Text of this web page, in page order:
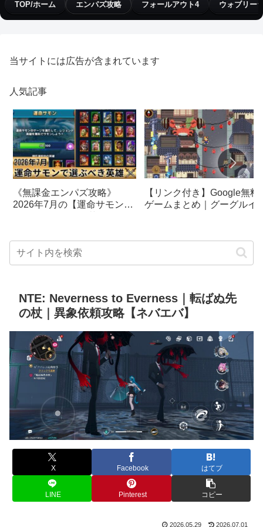
TOP/ホーム エンパズ攻略 フォールアウト4 ウォブリー
当サイトには広告が含まれています
人気記事
《無課金エンパズ攻略》
2026年7月の【運命サモン】
【リンク付き】Google無料
ゲームまとめ｜グーグルイ
クetc…
NTE: Neverness to Everness｜転ばぬ先
の杖｜異象依頼攻略【ネバエバ】
X Facebook はてブ
LINE Pinterest コピー
2026.05.29 2026.07.01